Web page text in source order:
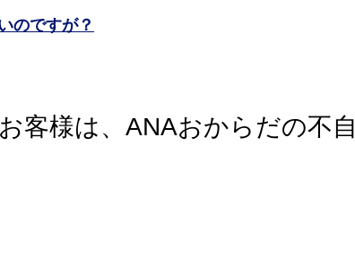
のですが？
客様は、ANAおからだの不